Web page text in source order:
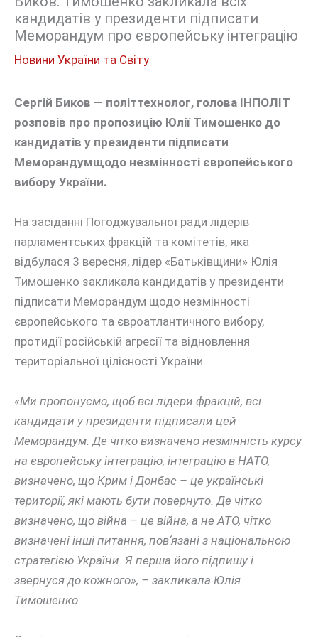
кандидатів у президенти підписати
Меморандум про європейську інтеграцію
Новини України та Світу
Сергій Биков — політтехнолог, голова ІНПОЛІТ
розповів про пропозицію Юлії Тимошенко до
кандидатів у президенти підписати
Меморандумщодо незмінності європейського
вибору України.
На засіданні Погоджувальної ради лідерів
парламентських фракцій та комітетів, яка
відбулася 3 вересня, лідер «Батьківщини» Юлія
Тимошенко закликала кандидатів у президенти
підписати Меморандум щодо незмінності
європейського та євроатлантичного вибору,
протидії російській агресії та відновлення
територіальної цілісності України.
«Ми пропонуємо, щоб всі лідери фракцій, всі
кандидати у президенти підписали цей
Меморандум. Де чітко визначено незмінність курсу
на європейську інтеграцію, інтеграцію в НАТО,
визначено, що Крим і Донбас – це українські
території, які мають бути повернуто. Де чітко
визначено, що війна – це війна, а не АТО, чітко
визначені інші питання, пов‘язані з національною
стратегією України. Я перша його підпишу і
звернуся до кожного», – закликала Юлія
Тимошенко.